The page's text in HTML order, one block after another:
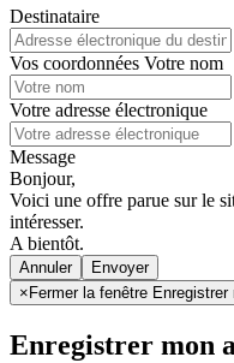
Destinataire
Vos coordonnées Votre nom
Votre adresse électronique
Message
Bonjour,
Voici une offre parue sur le
intéresser.
A bientôt.
Annuler
× Fermer la fenêtre Enregistrer
Enregistrer mon